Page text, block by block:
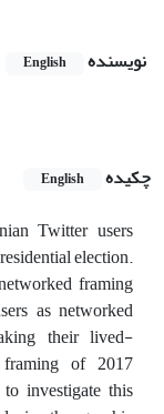
نویسنده English
چکیده
English
Twitter users
election.
framing
as networked
their lived-
of 2017
investigate this